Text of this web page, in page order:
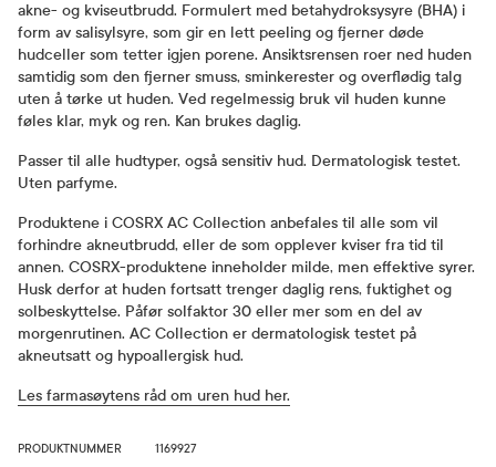
akne- og kviseutbrudd. Formulert med betahydroksysyre (BHA) i
form av salisylsyre, som gir en lett peeling og fjerner døde
hudceller som tetter igjen porene. Ansiktsrensen roer ned huden
samtidig som den fjerner smuss, sminkerester og overflødig talg
uten å tørke ut huden. Ved regelmessig bruk vil huden kunne
føles klar, myk og ren. Kan brukes daglig.
Passer til alle hudtyper, også sensitiv hud. Dermatologisk testet.
Uten parfyme.
Produktene i COSRX AC Collection anbefales til alle som vil
forhindre akneutbrudd, eller de som opplever kviser fra tid til
annen. COSRX-produktene inneholder milde, men effektive syrer.
Husk derfor at huden fortsatt trenger daglig rens, fuktighet og
solbeskyttelse. Påfør solfaktor 30 eller mer som en del av
morgenrutinen. AC Collection er dermatologisk testet på
akneutsatt og hypoallergisk hud.
Les farmasøytens råd om uren hud her.
PRODUKTNUMMER 1169927